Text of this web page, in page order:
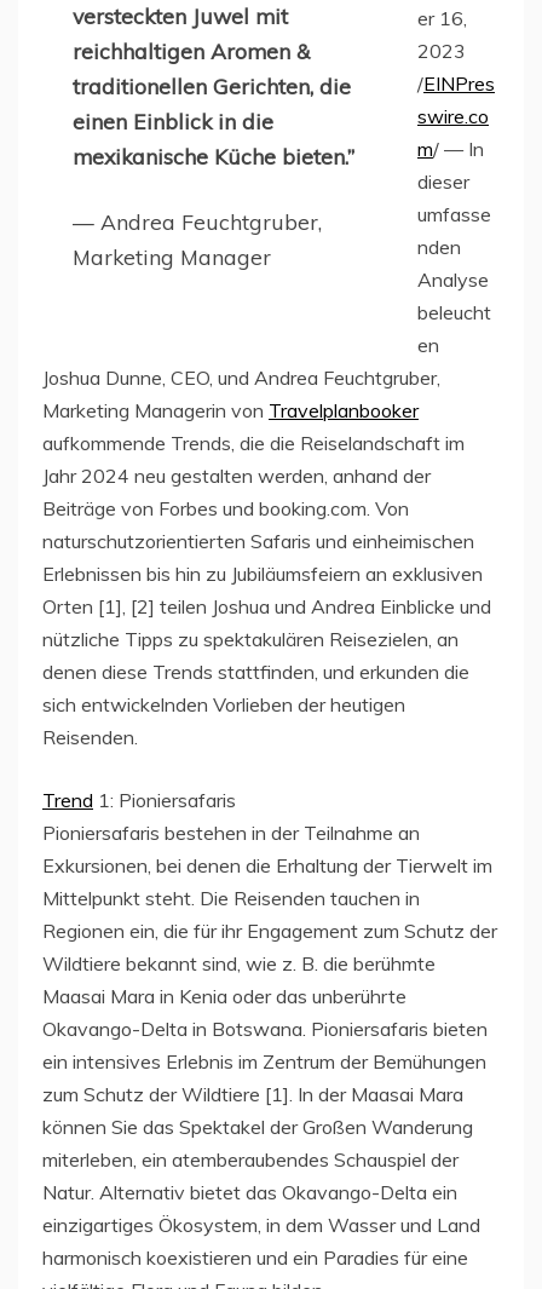
versteckten Juwel mit
reichhaltigen Aromen &
traditionellen Gerichten, die
einen Einblick in die
mexikanische Küche bieten.”
— Andrea Feuchtgruber,
Marketing Manager
er 16,
2023
/EINPres
swire.co
m/ — In
dieser
umfasse
nden
Analyse
beleucht
en
Joshua Dunne, CEO, und Andrea Feuchtgruber,
Marketing Managerin von Travelplanbooker
aufkommende Trends, die die Reiselandschaft im
Jahr 2024 neu gestalten werden, anhand der
Beiträge von Forbes und booking.com. Von
naturschutzorientierten Safaris und einheimischen
Erlebnissen bis hin zu Jubiläumsfeiern an exklusiven
Orten [1], [2] teilen Joshua und Andrea Einblicke und
nützliche Tipps zu spektakulären Reisezielen, an
denen diese Trends stattfinden, und erkunden die
sich entwickelnden Vorlieben der heutigen
Reisenden.
Trend 1: Pioniersafaris
Pioniersafaris bestehen in der Teilnahme an
Exkursionen, bei denen die Erhaltung der Tierwelt im
Mittelpunkt steht. Die Reisenden tauchen in
Regionen ein, die für ihr Engagement zum Schutz der
Wildtiere bekannt sind, wie z. B. die berühmte
Maasai Mara in Kenia oder das unberührte
Okavango-Delta in Botswana. Pioniersafaris bieten
ein intensives Erlebnis im Zentrum der Bemühungen
zum Schutz der Wildtiere [1]. In der Maasai Mara
können Sie das Spektakel der Großen Wanderung
miterleben, ein atemberaubendes Schauspiel der
Natur. Alternativ bietet das Okavango-Delta ein
einzigartiges Ökosystem, in dem Wasser und Land
harmonisch koexistieren und ein Paradies für eine